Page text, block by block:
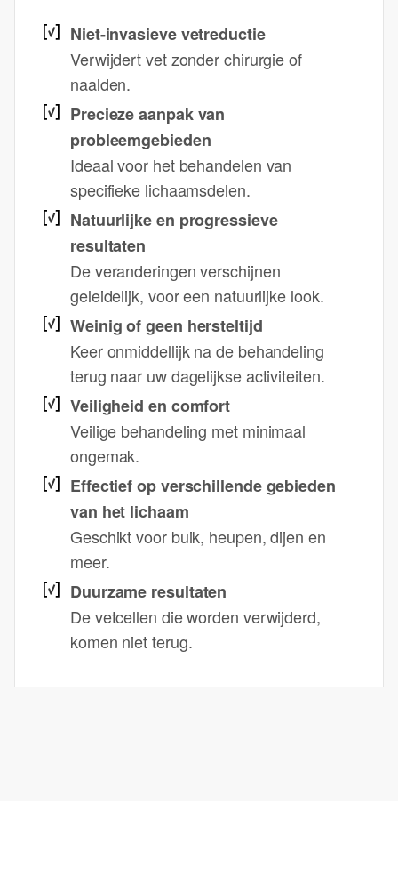
Niet-invasieve vetreductie
Verwijdert vet zonder chirurgie of
naalden.
Precieze aanpak van
probleemgebieden
Ideaal voor het behandelen van
specifieke lichaamsdelen.
Natuurlijke en progressieve
resultaten
De veranderingen verschijnen
geleidelijk, voor een natuurlijke look.
Weinig of geen hersteltijd
Keer onmiddellijk na de behandeling
terug naar uw dagelijkse activiteiten.
Veiligheid en comfort
Veilige behandeling met minimaal
ongemak.
Effectief op verschillende gebieden
van het lichaam
Geschikt voor buik, heupen, dijen en
meer.
Duurzame resultaten
De vetcellen die worden verwijderd,
komen niet terug.